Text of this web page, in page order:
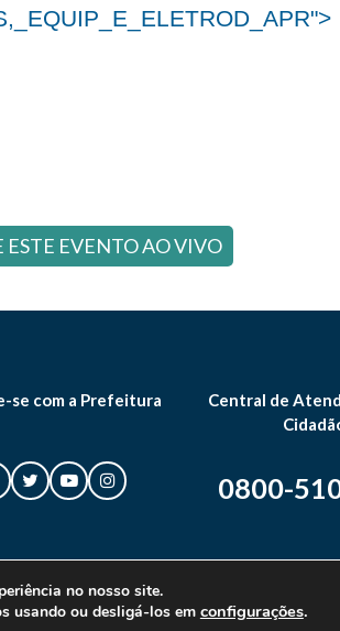
EVENTO AO VIVO
se com a Prefeitura
Central de
0800-
Todos os direitos reservados.
no nosso site.
usando ou desligá-los em configurações.